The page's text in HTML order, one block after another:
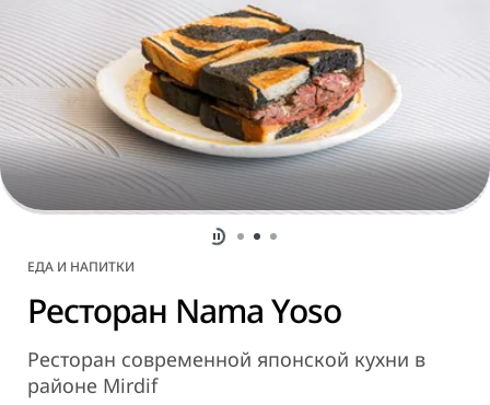
ЕДА И НАПИТКИ
Ресторан Nama Yoso
Ресторан современной японской кухни в
районе Mirdif